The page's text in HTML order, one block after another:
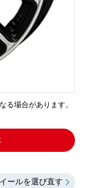
る場合があります。
ールを選び直す